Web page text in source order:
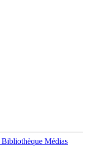
Bibliothèque Médias